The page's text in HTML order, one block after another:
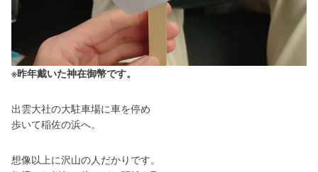
※昨年戴いた神在御幣です。
出雲大社の大駐車場に車を停め
歩いて稲佐の浜へ。
想像以上に沢山の人だかりです。